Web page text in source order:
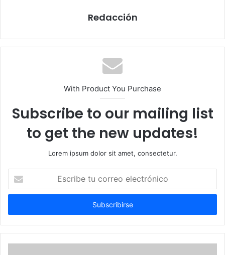
Redacción
With Product You Purchase
Subscribe to our mailing list
to get the new updates!
Lorem ipsum dolor sit amet, consectetur.
correo